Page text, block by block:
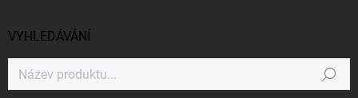
VYHLEDÁVÁNÍ
Hledat